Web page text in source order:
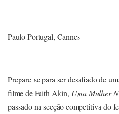
Paulo Portugal, Cannes
Prepare-se para ser desafiado de
filme de Faith Akin, Uma Mulher
passado na secção competitiva do